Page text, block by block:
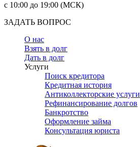
c 10:00 до 19:00 (МСК)
ЗАДАТЬ ВОПРОС
О нас
Взять в долг
Дать в долг
Услуги
Поиск кредитора
Кредитная история
Антиколлекторские услуги
Рефинансирование долгов
Банкротство
Оформление займа
Консультация юриста